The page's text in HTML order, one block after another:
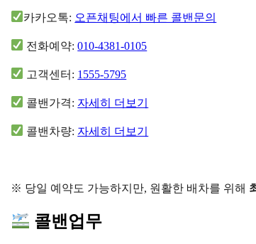
카카오톡: 오픈채팅에서 빠른 콜밴문의
전화예약:010-4381-0105
고객센터: 1555-5795
콜밴가격: 자세히 더보기
콜밴차량: 자세히 더보기
※ 당일 예약도 가능하지만, 원활한 배차를 위해
콜밴업무